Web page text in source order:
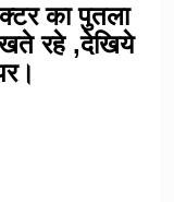
का पुतला
रहे ,देखिये